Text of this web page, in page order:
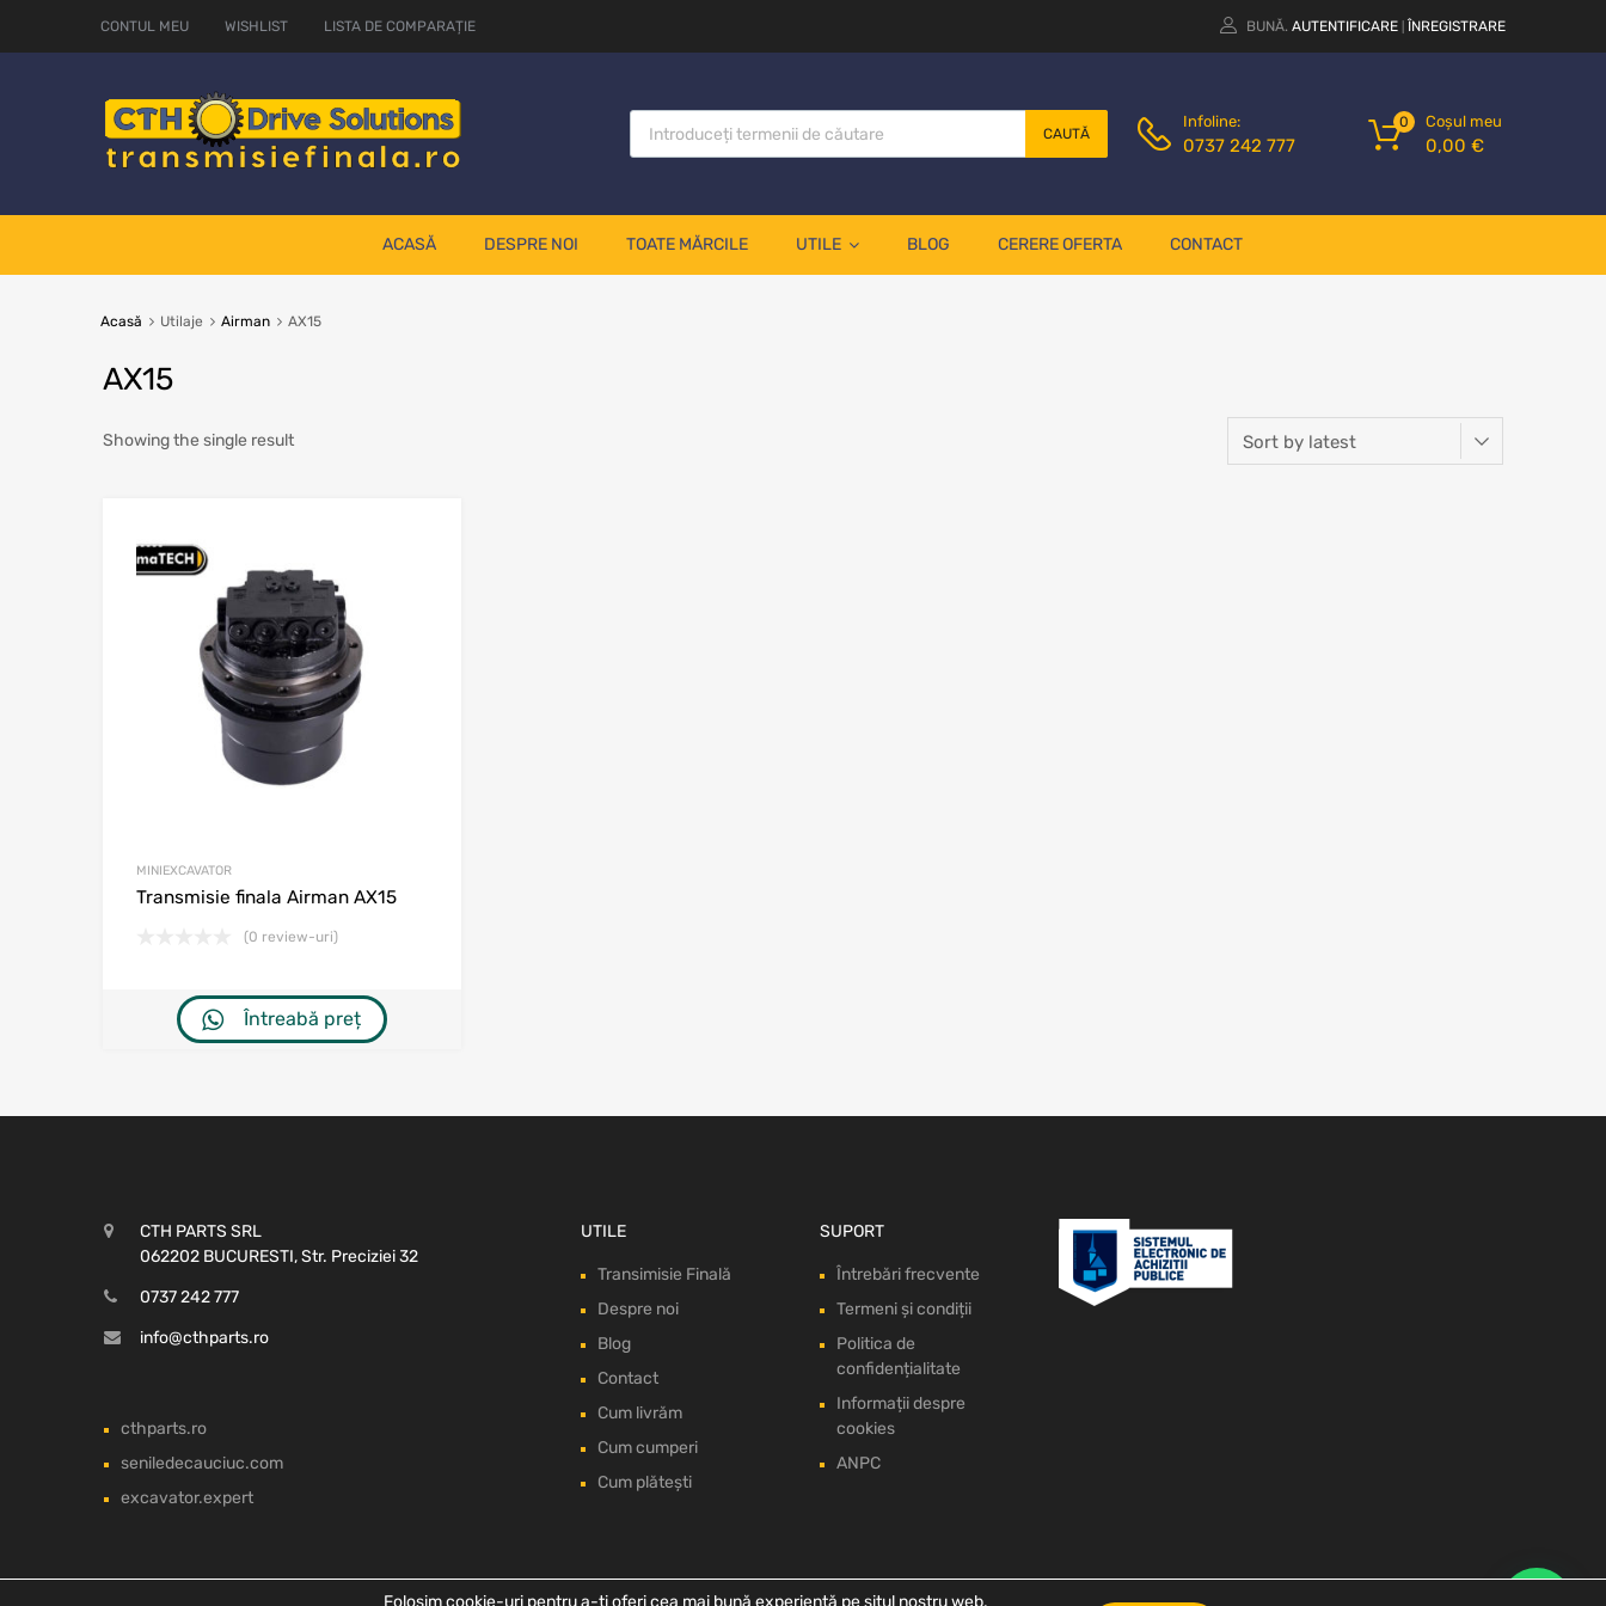
CONTUL MEU WISHLIST LISTA DE COMPARAȚIE BUNĂ. AUTENTIFICARE ÎNREGISTRARE
CAUTĂ
Infoline:
0737 242 777
Coșul meu
0,00 €
0
ACASĂ DESPRE NOI TOATE MĂRCILE UTILE BLOG CERERE OFERTA CONTACT
Acasă Utilaje Airman AX15
AX15
Showing the single result
MINIEXCAVATOR
Transmisie finala Airman AX15
(0 review-uri)
Întreabă preț
CTH PARTS SRL
062202 BUCURESTI, Str. Preciziei 32
0737 242 777
info@cthparts.ro
cthparts.ro
seniledecauciuc.com
excavator.expert
UTILE
Transimisie Finală
Despre noi
Blog
Contact
Cum livrăm
Cum cumperi
Cum plătești
SUPORT
Întrebări frecvente
Termeni și condiții
Politica de
confidențialitate
Informații despre
cookies
ANPC
Folosim cookie-uri pentru a-ți oferi cea mai bună experiență pe situl nostru web.